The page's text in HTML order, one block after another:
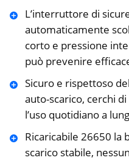
L’interruttore di
automaticamente
corto e pressione
può prevenire
Sicuro e rispettoso
auto-scarico, cerchi
l’uso quotidiano a
Ricaricabile 26650 la
scarico stabile,